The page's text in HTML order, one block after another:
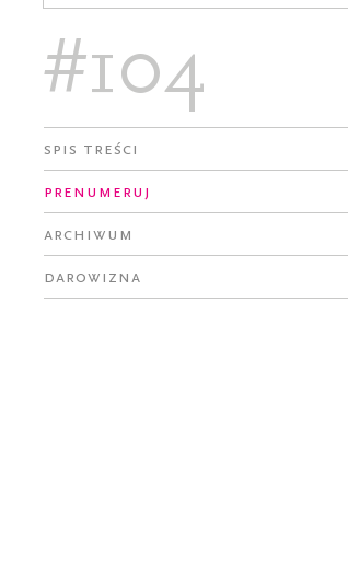
#104
Spis treści
Prenumeruj
Archiwum
Darowizna